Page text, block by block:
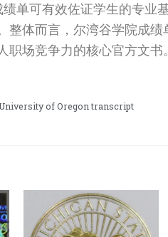
单可有效佐证学生的专业
整体而言，尔湾谷学院成
职场竞争力的核心官方文书。
of Oregon transcript